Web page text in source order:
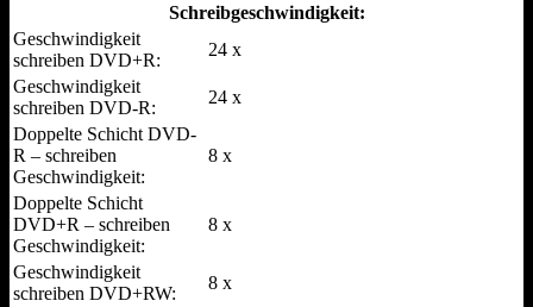
Schreibgeschwindigkeit:
Geschwindigkeit
schreiben DVD+R:
24 x
Geschwindigkeit
schreiben DVD-R:
24 x
Doppelte Schicht DVD-
R – schreiben
Geschwindigkeit:
8 x
Doppelte Schicht
DVD+R – schreiben
Geschwindigkeit:
8 x
Geschwindigkeit
schreiben DVD+RW:
8 x